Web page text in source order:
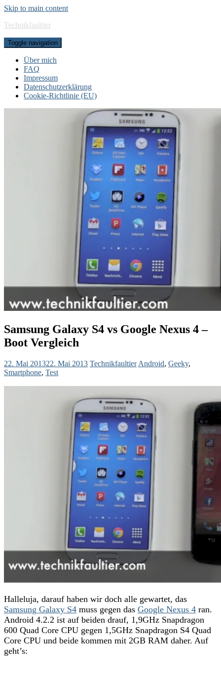
Skip to main content
Technikfaultier
Toggle navigation
Über mich
FAQ
Impressum
Datenschutzerklärung
Cookie-Richtlinie (EU)
Samsung Galaxy S4 vs Google Nexus 4 –
Boot Vergleich
22. Mai 201322. Mai 2013 Technikfaultier Android, Geeky,
Smartphone, Test
Halleluja, darauf haben wir doch alle gewartet, das
Samsung Galaxy S4 muss gegen das Google Nexus 4 ran.
Android 4.2.2 ist auf beiden drauf, 1,9GHz Snapdragon
600 Quad Core CPU gegen 1,5GHz Snapdragon S4 Quad
Core CPU und beide kommen mit 2GB RAM daher. Auf
geht’s: